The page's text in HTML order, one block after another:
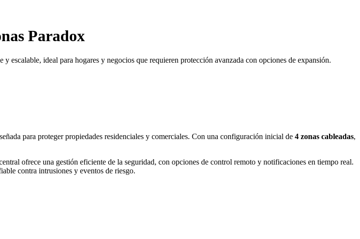
Paradox
y escalable, ideal para hogares y negocios que requieren protección avanzada con opciones de expansión.
para proteger propiedades residenciales y comerciales. Con una configuración inicial de 4 zonas cableadas,
ofrece una gestión eficiente de la seguridad, con opciones de control remoto y notificaciones en tiempo real.
contra intrusiones y eventos de riesgo.